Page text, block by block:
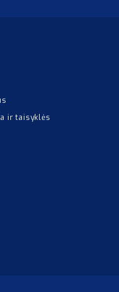
ir taisyklės